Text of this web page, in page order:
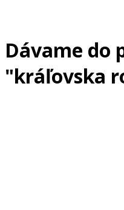
Dávame do
"kráľovska